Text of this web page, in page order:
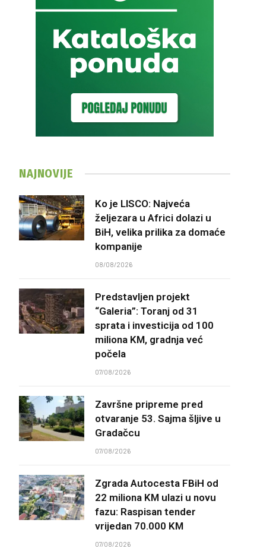
NAJNOVIJE
Ko je LISCO: Najveća
željezara u Africi dolazi u
BiH, velika prilika za domaće
kompanije
08/08/2026
Predstavljen projekt
“Galeria”: Toranj od 31
sprata i investicija od 100
miliona KM, gradnja već
počela
07/08/2026
Završne pripreme pred
otvaranje 53. Sajma šljive u
Gradačcu
07/08/2026
Zgrada Autocesta FBiH od
22 miliona KM ulazi u novu
fazu: Raspisan tender
vrijedan 70.000 KM
07/08/2026